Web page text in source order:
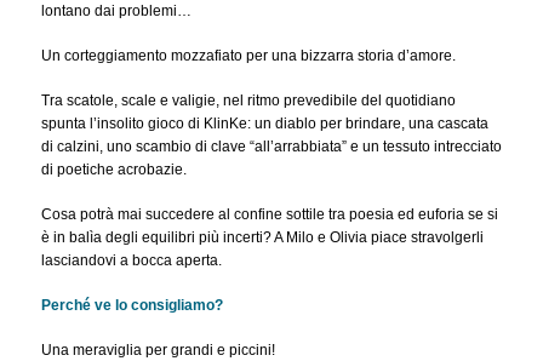
lontano dai problemi…
Un corteggiamento mozzafiato per una bizzarra storia d’amore.
Tra scatole, scale e valigie, nel ritmo prevedibile del quotidiano
spunta l’insolito gioco di KlinKe: un diablo per brindare, una cascata
di calzini, uno scambio di clave “all’arrabbiata” e un tessuto intrecciato
di poetiche acrobazie.
Cosa potrà mai succedere al confine sottile tra poesia ed euforia se si
è in balìa degli equilibri più incerti? A Milo e Olivia piace stravolgerli
lasciandovi a bocca aperta.
Perché ve lo consigliamo?
Una meraviglia per grandi e piccini!